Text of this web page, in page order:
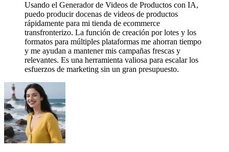
Usando el Generador de Videos de Productos con IA,
puedo producir docenas de videos de productos
rápidamente para mi tienda de ecommerce
transfronterizo. La función de creación por lotes y los
formatos para múltiples plataformas me ahorran tiempo
y me ayudan a mantener mis campañas frescas y
relevantes. Es una herramienta valiosa para escalar los
esfuerzos de marketing sin un gran presupuesto.